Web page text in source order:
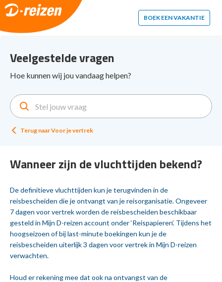
2. Paste this code immediately after the opening tag:
BOEK EEN VAKANTIE
Veelgestelde vragen
Hoe kunnen wij jou vandaag helpen?
Terug naarVoor je vertrek
Wanneer zijn de vluchttijden bekend?
De definitieve vluchttijden kun je terugvinden in de
reisbescheiden die je ontvangt van je reisorganisatie. Ongeveer
7 dagen voor vertrek worden de reisbescheiden beschikbaar
gesteld in Mijn D-reizen account onder ‘Reispapieren’. Tijdens het
hoogseizoen of bij last-minute boekingen kun je de
reisbescheiden uiterlijk 3 dagen voor vertrek in Mijn D-reizen
verwachten.
Houd er rekening mee dat ook na ontvangst van de